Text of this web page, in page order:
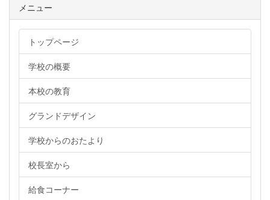
メニュー
トップページ
学校の概要
本校の教育
グランドデザイン
学校からのおたより
校長室から
給食コーナー